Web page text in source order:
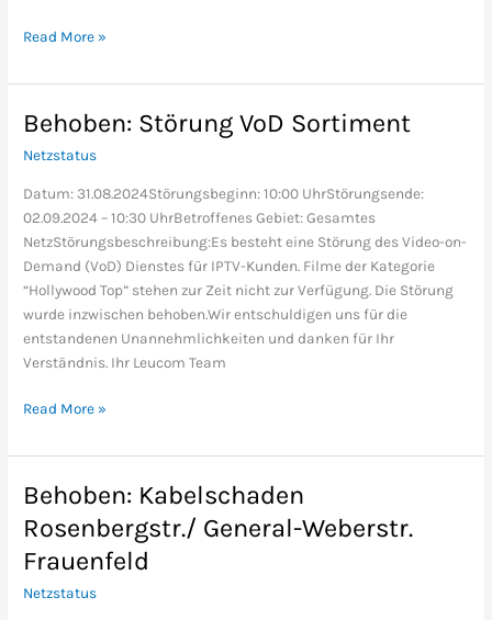
Read More »
Behoben: Störung VoD Sortiment
Netzstatus
Datum: 31.08.2024Störungsbeginn: 10:00 UhrStörungsende:
02.09.2024 – 10:30 UhrBetroffenes Gebiet: Gesamtes
NetzStörungsbeschreibung:Es besteht eine Störung des Video-on-
Demand (VoD) Dienstes für IPTV-Kunden. Filme der Kategorie
“Hollywood Top” stehen zur Zeit nicht zur Verfügung. Die Störung
wurde inzwischen behoben.Wir entschuldigen uns für die
entstandenen Unannehmlichkeiten und danken für Ihr
Verständnis. Ihr Leucom Team
Behoben:
VoD
Sortiment
Read More »
Behoben: Kabelschaden
Rosenbergstr./ General-Weberstr.
Frauenfeld
Netzstatus
Behoben:
Kabelschaden
Rosenbergstr./
General-
Weberstr.